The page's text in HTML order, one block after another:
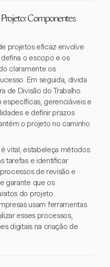
Componentes
projetos eficaz envolve
o escopo e os
claramente os
Em seguida, divida
de Divisão do Trabalho
específicas, gerenciáveis e
e definir prazos
o projeto no caminho
vital; estabeleça métodos
tarefas e identificar
de revisão e
garante que os
do projeto.
usam ferramentas
esses processos,
digitais na criação de